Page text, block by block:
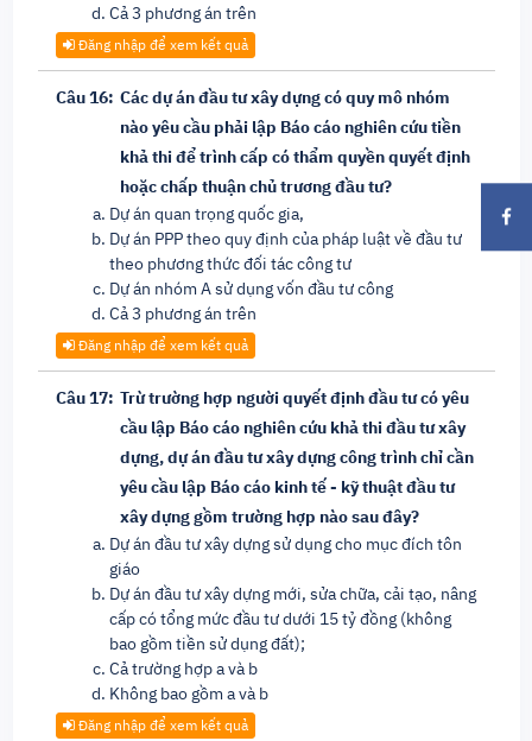
Cả 3 phương án trên
Đăng nhập để xem kết quả
Câu 16: Các dự án đầu tư xây dựng có quy mô nhóm
nào yêu cầu phải lập Báo cáo nghiên cứu tiền
khả thi để trình cấp có thẩm quyền quyết định
hoặc chấp thuận chủ trương đầu tư?
Dự án quan trọng quốc gia,
Dự án PPP theo quy định của pháp luật về đầu tư
theo phương thức đối tác công tư
Dự án nhóm A sử dụng vốn đầu tư công
Cả 3 phương án trên
Đăng nhập để xem kết quả
Câu 17: Trừ trường hợp người quyết định đầu tư có yêu
cầu lập Báo cáo nghiên cứu khả thi đầu tư xây
dựng, dự án đầu tư xây dựng công trình chỉ cần
yêu cầu lập Báo cáo kinh tế - kỹ thuật đầu tư
xây dựng gồm trường hợp nào sau đây?
Dự án đầu tư xây dựng sử dụng cho mục đích tôn
giáo
Dự án đầu tư xây dựng mới, sửa chữa, cải tạo, nâng
cấp có tổng mức đầu tư dưới 15 tỷ đồng (không
bao gồm tiền sử dụng đất);
Cả trường hợp a và b
Không bao gồm a và b
Đăng nhập để xem kết quả